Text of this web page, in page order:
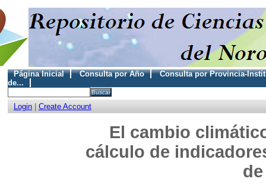
Página Inicial Consulta por Año
Consulta por Provincia-
de...
Login| Create Account
El cambio
cálculo de